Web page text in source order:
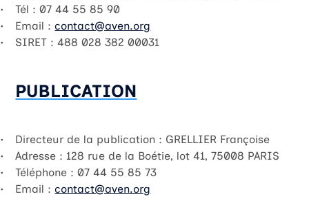
Tél : 07 44 55 85 90
Email : contact@aven.org
SIRET : 488 028 382 00031
PUBLICATION
Directeur de la publication : GRELLIER Françoise
Adresse : 128 rue de la Boétie, lot 41, 75008 PARIS
Téléphone : 07 44 55 85 73
Email : contact@aven.org